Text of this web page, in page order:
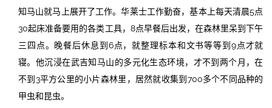
知马山就马上展开了工作。华莱士工作勤奋，基本上每天清晨5点
30起床准备要用的各类工具，8点早餐后出发，在森林里呆到下午
三四点。晚餐后休息到6点，就整理标本和文书等等到9点才就
寝。他沉浸在武吉知马山的多元化生态环境，才不到两个月，在
不到3平方公里的小片森林里，居然就收集到700多个不同品种的
甲虫和昆虫。